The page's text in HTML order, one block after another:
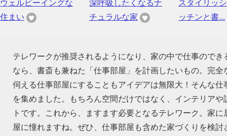
ウェルビーイングな
住まい
深呼吸したくなるナ
チュラルな家
スタイリッ
ッチンと書...
テレワークが推奨されるようになり、家の中で仕事ので
なら、書斎も兼ねた「仕事部屋」を計画したいもの。完
伺える仕事部屋にすることもアイデアは無限大！そんな
を集めました。もちろん空間だけではなく、インテリア
トです。これから、ますます必要となるテレワーク。家
屋に憧れますね。ぜひ、仕事部屋も含めた家づくりを検